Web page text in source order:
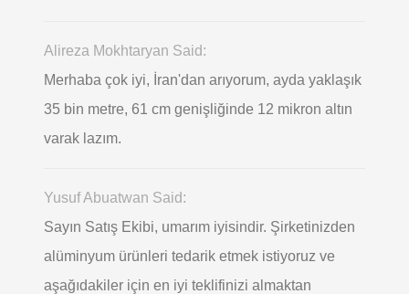
Alireza Mokhtaryan Said:
Merhaba çok iyi, İran'dan arıyorum, ayda yaklaşık
35 bin metre, 61 cm genişliğinde 12 mikron altın
varak lazım.
Yusuf Abuatwan Said:
Sayın Satış Ekibi, umarım iyisindir. Şirketinizden
alüminyum ürünleri tedarik etmek istiyoruz ve
aşağıdakiler için en iyi teklifinizi almaktan